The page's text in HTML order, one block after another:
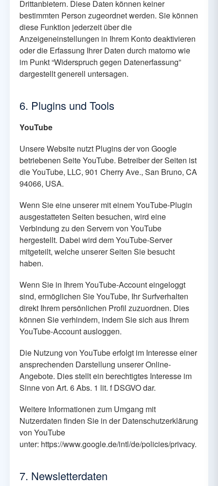
Drittanbietern. Diese Daten können keiner
bestimmten Person zugeordnet werden. Sie können
diese Funktion jederzeit über die
Anzeigeneinstellungen in Ihrem Konto deaktivieren
oder die Erfassung Ihrer Daten durch matomo wie
im Punkt “Widerspruch gegen Datenerfassung”
dargestellt generell untersagen.
6. Plugins und Tools
YouTube
Unsere Website nutzt Plugins der von Google
betriebenen Seite YouTube. Betreiber der Seiten ist
die YouTube, LLC, 901 Cherry Ave., San Bruno, CA
94066, USA.
Wenn Sie eine unserer mit einem YouTube-Plugin
ausgestatteten Seiten besuchen, wird eine
Verbindung zu den Servern von YouTube
hergestellt. Dabei wird dem YouTube-Server
mitgeteilt, welche unserer Seiten Sie besucht
haben.
Wenn Sie in Ihrem YouTube-Account eingeloggt
sind, ermöglichen Sie YouTube, Ihr Surfverhalten
direkt Ihrem persönlichen Profil zuzuordnen. Dies
können Sie verhindern, indem Sie sich aus Ihrem
YouTube-Account ausloggen.
Die Nutzung von YouTube erfolgt im Interesse einer
ansprechenden Darstellung unserer Online-
Angebote. Dies stellt ein berechtigtes Interesse im
Sinne von Art. 6 Abs. 1 lit. f DSGVO dar.
Weitere Informationen zum Umgang mit
Nutzerdaten finden Sie in der Datenschutzerklärung
von YouTube
unter: https://www.google.de/intl/de/policies/privacy.
7. Newsletterdaten